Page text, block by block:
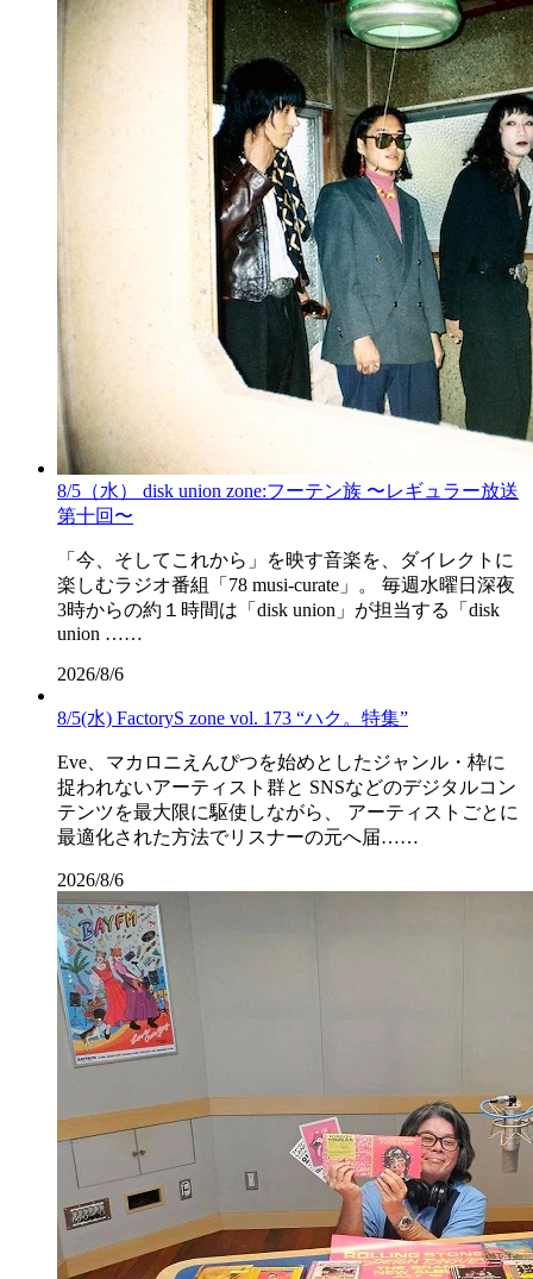
8/5（水） disk union zone:フーテン族 〜レギュラー放送
第十回〜
「今、そしてこれから」を映す音楽を、ダイレクトに
楽しむラジオ番組「78 musi-curate」。 毎週水曜日深夜
3時からの約１時間は「disk union」が担当する「disk
union ……
2026/8/6
8/5(水) FactoryS zone vol. 173 “ハク。特集”
Eve、マカロニえんぴつを始めとしたジャンル・枠に
捉われないアーティスト群と SNSなどのデジタルコン
テンツを最大限に駆使しながら、 アーティストごとに
最適化された方法でリスナーの元へ届……
2026/8/6